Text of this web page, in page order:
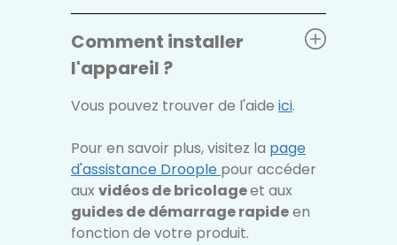
Comment installer
l'appareil ?
Vous pouvez trouver de l'aide ici.
Pour en savoir plus, visitez la page
d'assistance Droople pour accéder
aux vidéos de bricolageet aux
guides de démarrage rapideen
fonction de votre produit.